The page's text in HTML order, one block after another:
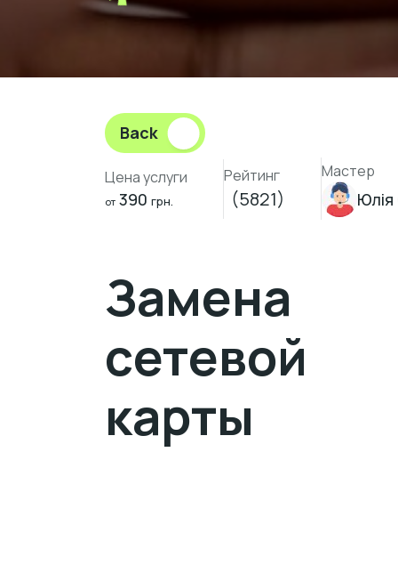
Back
Цена услуги
от 390 грн.
Рейтинг
(5821)
Мастер
Замена
сетевой
карты